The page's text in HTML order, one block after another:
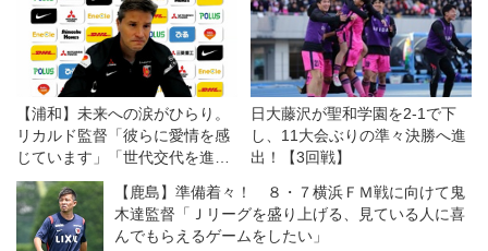
【浦和】未来への涙がひらり。
リカルド監督「彼らに愛情を感
じています」「世代交代を進め
なければならない」
日大藤沢が聖和学園を2-1で下
し、11大会ぶりの準々決勝へ進
出！【3回戦】
【鹿島】準備着々！ ８・７横浜ＦＭ戦に向けて鬼
木達監督「Ｊリーグを盛り上げる、見ている人に喜
んでもらえるゲームをしたい」